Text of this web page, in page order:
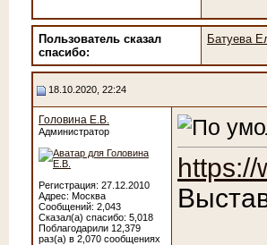
Пользователь сказал
cпасибо:
Батуева
18.10.2020, 22:24
Головина Е.В.
Администратор
Регистрация: 27.12.2010
Адрес: Москва
Сообщений: 2,043
Сказал(а) спасибо: 5,018
Поблагодарили 12,379
раз(а) в 2,070 сообщениях